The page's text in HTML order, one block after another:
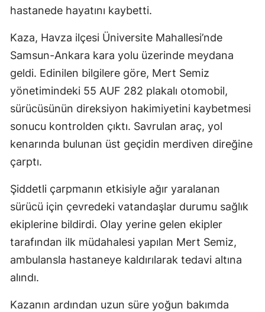
hastanede hayatını kaybetti.
Kaza, Havza ilçesi Üniversite Mahallesi’nde
Samsun-Ankara kara yolu üzerinde meydana
geldi. Edinilen bilgilere göre, Mert Semiz
yönetimindeki 55 AUF 282 plakalı otomobil,
sürücüsünün direksiyon hakimiyetini kaybetmesi
sonucu kontrolden çıktı. Savrulan araç, yol
kenarında bulunan üst geçidin merdiven direğine
çarptı.
Şiddetli çarpmanın etkisiyle ağır yaralanan
sürücü için çevredeki vatandaşlar durumu sağlık
ekiplerine bildirdi. Olay yerine gelen ekipler
tarafından ilk müdahalesi yapılan Mert Semiz,
ambulansla hastaneye kaldırılarak tedavi altına
alındı.
Kazanın ardından uzun süre yoğun bakımda